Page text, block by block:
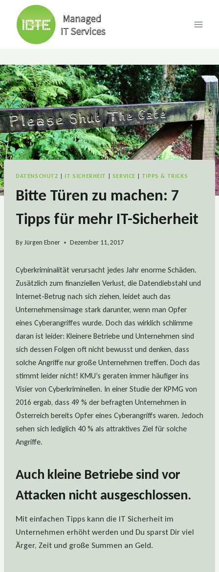
content
DATENSCHUTZ | IT SICHERHEIT | SERVICE | TIPPS & TRICKS
Bitte Türen zu machen: 7
Tipps für mehr IT-Sicherheit
ByJürgen Ebner Dezember 11, 2017
Cyberkriminalität verursacht jedes Jahr enorme Schäden.
Zusätzlich zum finanziellen Verlust, die Datendiebstahl und
Internet-Betrug nach sich ziehen, leidet auch das
Unternehmensimage stark darunter, wenn man Opfer
eines Cyberangriffes wurde. Doch das wirklich schlimme
daran ist leider: Kleinere Betriebe und Unternehmen sind
sich dessen Folgen oft nicht bewusst und denken, dass
solche Angriffe nur große Unternehmen treffen. Doch das
stimmt leider nicht! KMU’s geraten immer häufiger ins
Visier von Cyberkriminellen. In einer Studie der KPMG von
2016 ergab, dass 49 % der befragten Unternehmen in
Österreich bereits Opfer eines Cyberangriffs waren. Jedoch
sehen sich lediglich 40 % als attraktives Ziel für solche
Angriffe.
Auch kleine Betriebe sind vor
Attacken nicht ausgeschlossen.
Mit einfachen Tipps kann die IT Sicherheit im
Unternehmen erhöht werden und Du sparst Dir viel
Ärger, Zeit und große Summen an Geld.